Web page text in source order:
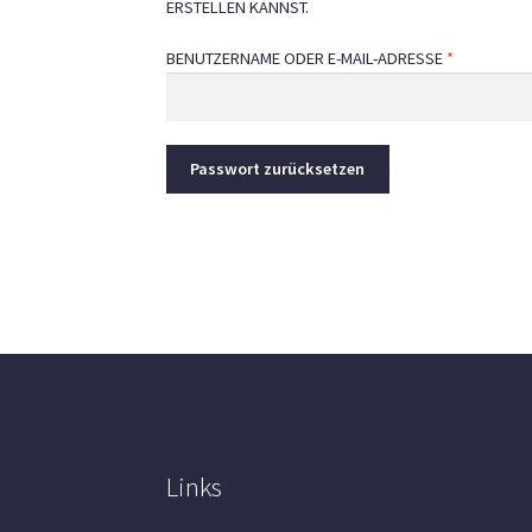
ERSTELLEN KANNST.
BENUTZERNAME ODER E-MAIL-ADRESSE *
Passwort zurücksetzen
Links